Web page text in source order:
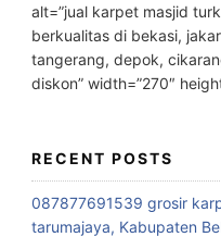
alt=”jual karpet masjid
berkualitas di bekasi,
tangerang, depok,
diskon” width=”270″
RECENT POSTS
087877691539 grosir
tarumajaya, Kabupaten